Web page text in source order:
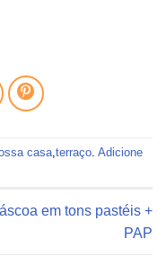
casa,terraço. Adicione
em tons pastéis +
PAP